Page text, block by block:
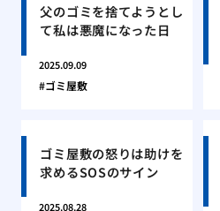
父のゴミを捨てようとし
て私は悪魔になった日
2025.09.09
ゴミ屋敷
ゴミ屋敷の怒りは助けを
求めるSOSのサイン
2025.08.28